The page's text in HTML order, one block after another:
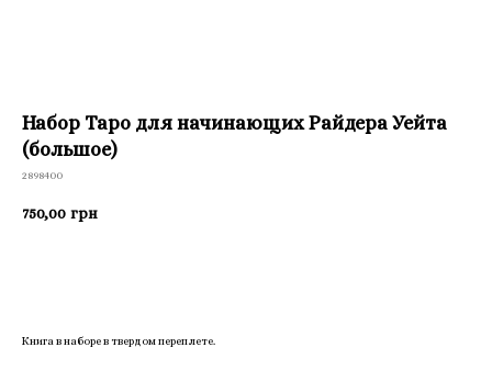
Набор Таро для начинающих Райдера Уейта
(большое)
2898400
750,00 грн
Книга в наборе в твердом переплете.